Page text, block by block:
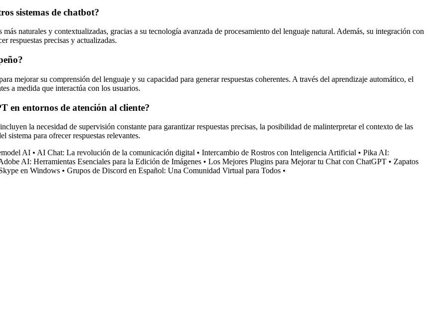
sistemas de chatbot?
naturales y contextualizadas, gracias a su tecnología avanzada de procesamiento del lenguaje natural. Además, su integración con
respuestas precisas y actualizadas.
mejorar su comprensión del lenguaje y su capacidad para generar respuestas coherentes. A través del aprendizaje automático, el
a medida que interactúa con los usuarios.
en entornos de atención al cliente?
la necesidad de supervisión constante para garantizar respuestas precisas, la posibilidad de malinterpretar el contexto de las
sistema para ofrecer respuestas relevantes.
AI • AI Chat: La revolución de la comunicación digital • Intercambio de Rostros con Inteligencia Artificial • Pika AI:
AI: Herramientas Esenciales para la Edición de Imágenes • Los Mejores Plugins para Mejorar tu Chat con ChatGPT • Zapatos
en Windows • Grupos de Discord en Español: Una Comunidad Virtual para Todos •